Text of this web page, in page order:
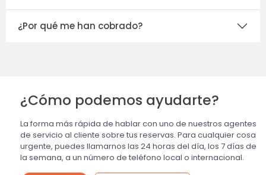
¿Por qué me han cobrado?
¿Cómo podemos ayudarte?
La forma más rápida de hablar con uno de nuestros agentes
de servicio al cliente sobre tus reservas. Para cualquier cosa
urgente, puedes llamarnos las 24 horas del día, los 7 días de
la semana, a un número de teléfono local o internacional.